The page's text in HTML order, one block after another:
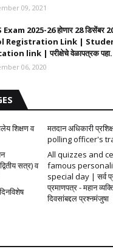
09, 2021
2025-26 होणार 28 डिसेंबर
Registration Link |
link | परीक्षेचे वेळापत्रक पहा.
06, 2020
शिक्षण व
मतदान अधिकारी
polling officer's
सत्र) व
All quizzes and
famous
special day | सर्व
प्रमाणपत्र - महान
दिवसांबद्दल प्रश्नमंजुषा